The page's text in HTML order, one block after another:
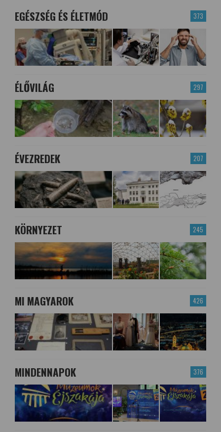
373
EGÉSZSÉG ÉS ÉLETMÓD
297
ÉLŐVILÁG
207
ÉVEZREDEK
245
KÖRNYEZET
426
MI MAGYAROK
376
MINDENNAPOK